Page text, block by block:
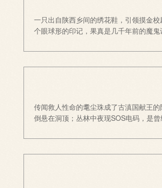
一只出自陕西乡间的绣花鞋，引领摸金
个眼球形的印记，果真是几千年前的魔
传闻救人性命的耄尘珠成了古滇国献王
倒悬在洞顶；丛林中夜现SOS电码，是